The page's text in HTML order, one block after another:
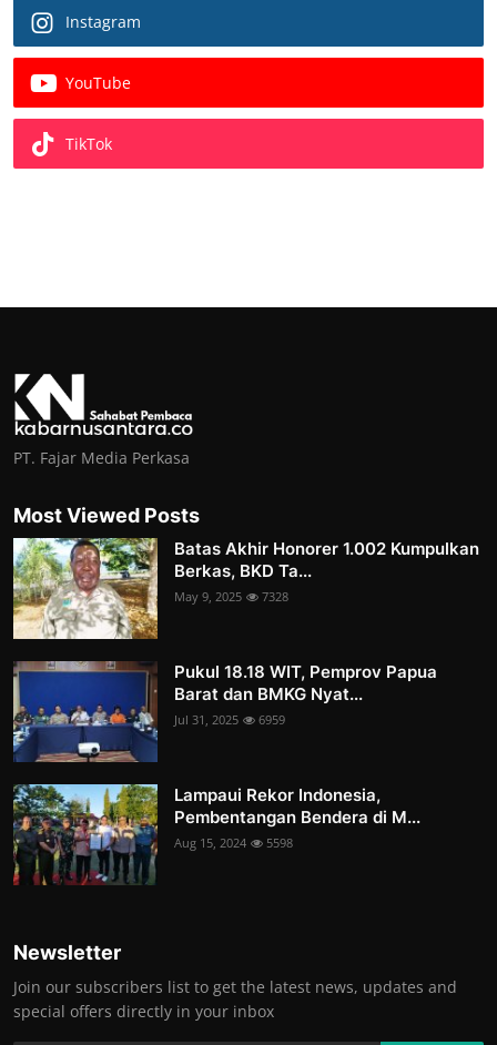
Instagram
YouTube
TikTok
PT. Fajar Media Perkasa
Most Viewed Posts
Batas Akhir Honorer 1.002 Kumpulkan
Berkas, BKD Ta...
May 9, 2025 7328
Pukul 18.18 WIT, Pemprov Papua
Barat dan BMKG Nyat...
Jul 31, 2025 6959
Lampaui Rekor Indonesia,
Pembentangan Bendera di M...
Aug 15, 2024 5598
Newsletter
Join our subscribers list to get the latest news, updates and
special offers directly in your inbox